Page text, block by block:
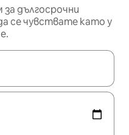
дългосрочни
се чувствате като у
използвайте